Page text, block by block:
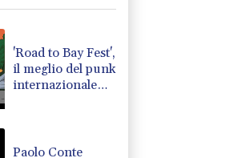
'Road to Bay Fest',
il meglio del punk
internazionale
Paolo Conte